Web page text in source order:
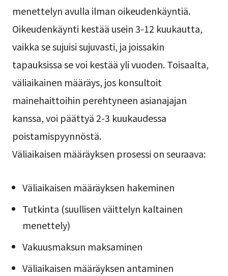
menettelyn avulla ilman oikeudenkäyntiä.
Oikeudenkäynti kestää usein 3-12 kuukautta,
vaikka se sujuisi sujuvasti, ja joissakin
tapauksissa se voi kestää yli vuoden. Toisaalta,
väliaikainen määräys, jos konsultoit
mainehaittoihin perehtyneen asianajajan
kanssa, voi päättyä 2-3 kuukaudessa
poistamispyynnöstä.
Väliaikaisen määräyksen prosessi on seuraava:
Väliaikaisen määräyksen hakeminen
Tutkinta (suullisen väittelyn kaltainen
menettely)
Vakuusmaksun maksaminen
Väliaikaisen määräyksen antaminen